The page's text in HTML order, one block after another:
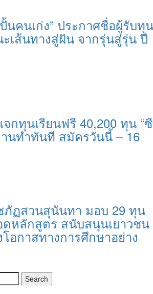
นคนเก่ง” ประกาศชื่อผู้รับทุน
เส้นทางสู่ฝัน จากรุ่นสู่รุ่น ปี
กทุนเรียนฟรี 40,200 ทุน “
นทำทันที สมัครวันนี้ – 16
ภัฏสวนสุนันทา มอบ 29 ทุน
หลักสูตร สนับสนุนเยาวชน
อกาสทางการศึกษาอย่าง